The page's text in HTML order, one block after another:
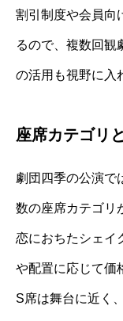
割引制度や会員向
るので、複数回観
の活用も視野に入
座席カテゴリ
劇団四季の公演で
数の座席カテゴリ
恋におちたシェイ
や配置に応じて価
S席は舞台に近く